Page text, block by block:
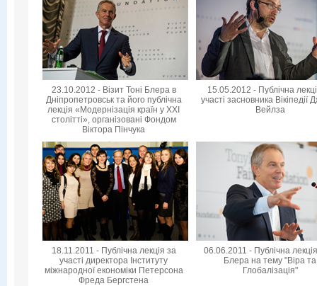
23.10.2012 - Візит Тоні Блера в
Дніпропетровськ та його публічна
лекція «Модернізація країн у XXI
столітті», організовані Фондом
Віктора Пінчука
15.05.2012 - Публічна
участі засновника Вікіпедії
Вейлза
18.11.2011 - Публічна лекція за
участі директора Інституту
міжнародної економіки Петерсона
Фреда Бергстена
06.06.2011 - Публічна
Блера на тему "Віра та
Глобалізація"